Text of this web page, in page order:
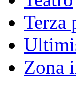
Terza
Zona